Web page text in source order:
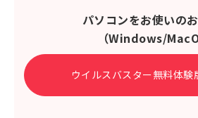
パソコンをお使いの
（Windows/
ウイルスバスター無料体験